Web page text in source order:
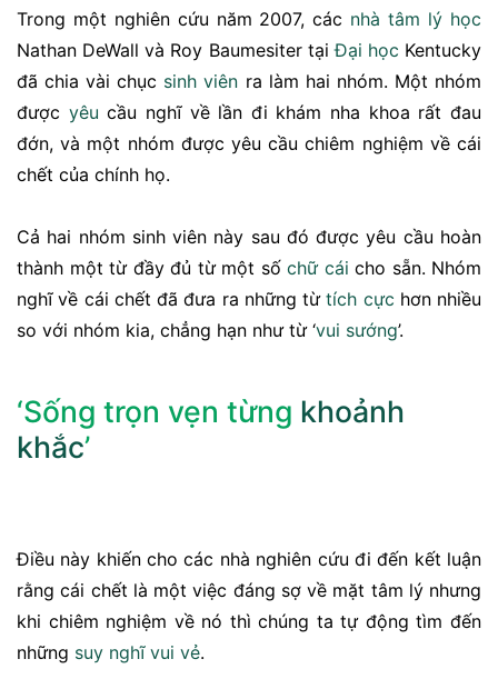
Trong một nghiên cứu năm 2007, các nhà tâm lý học
Nathan DeWall và Roy Baumesiter tạiĐại học Kentucky
đã chia vài chục sinh viên ra làm hai nhóm. Một nhóm
được yêu cầu nghĩ về lần đi khám nha khoa rất đau
đớn, và một nhóm được yêu cầu chiêm nghiệm về cái
chết của chính họ.
Cả hai nhóm sinh viên này sau đó được yêu cầu hoàn
thành một từ đầy đủ từ một số chữ cái cho sẵn. Nhóm
nghĩ về cái chết đã đưa ra những từtích cực hơn nhiều
so với nhóm kia, chẳng hạn như từ ‘vui sướng’.
‘Sống trọn vẹn từng khoảnh
khắc’
Điều này khiến cho các nhà nghiên cứu đi đến kết luận
rằng cái chết là một việc đáng sợ về mặt tâm lý nhưng
khi chiêm nghiệm về nó thì chúng ta tự động tìm đến
những suy nghĩ vui vẻ.